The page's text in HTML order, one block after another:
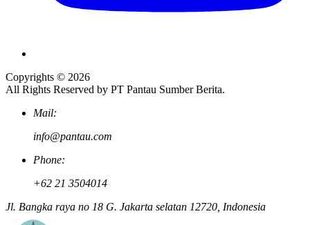
Copyrights © 2026
All Rights Reserved by PT Pantau Sumber Berita.
Mail:
info@pantau.com
Phone:
+62 21 3504014
Jl. Bangka raya no 18 G. Jakarta selatan 12720, Indonesia